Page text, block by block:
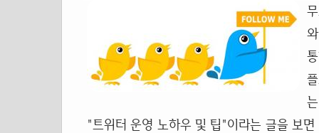
"트위터 운영 노하우 및 팁"이라는 글을 보